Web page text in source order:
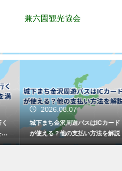
兼六園観光協会
2026.08.07
城下まち金沢周遊バスはICカード
が使える？他の支払い方法を解説